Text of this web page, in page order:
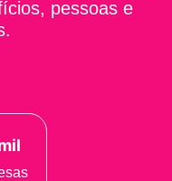
pessoas e